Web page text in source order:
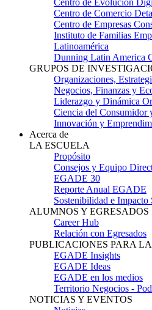
Centro de Evolución
Centro de Comercio
Centro de Empresas
Instituto de Familias
Latinoamérica
Dunning Latin America
GRUPOS DE
Organizaciones,
Negocios, Finanzas y
Liderazgo y Dinámica
Ciencia del Consumidor
Innovación y
Acerca de
LA ESCUELA
Propósito
Consejos y Equipo
EGADE 30
Reporte Anual EGADE
Sostenibilidad e Impacto
ALUMNOS Y EGRESADOS
Career Hub
Relación con Egresados
PUBLICACIONES PARA
EGADE Insights
EGADE Ideas
EGADE en los medios
Territorio Negocios -
NOTICIAS Y EVENTOS